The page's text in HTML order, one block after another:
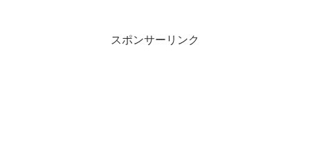
スポンサーリンク